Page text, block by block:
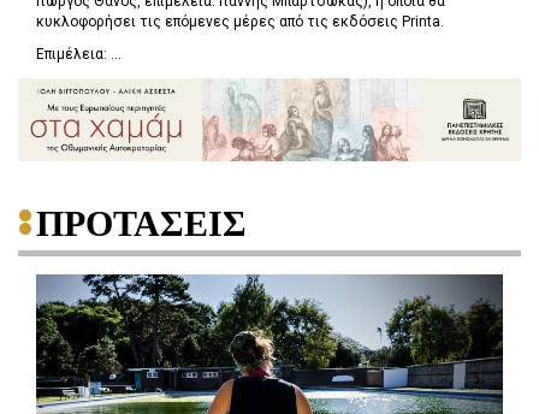
κυκλοφορήσει τις επόμενες μέρες από τις εκδόσεις Printa.
Επιμέλεια: ...
ΠΡΟΤΑΣΕΙΣ